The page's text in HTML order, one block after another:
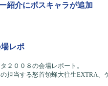
紹介にボスキャラが追加
レポ
２００８の会場レポート。
当する怒首領蜂大往生EXTRA、